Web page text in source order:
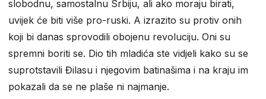
slobodnu, samostalnu Srbiju, ali ako moraju birati,
uvijek će biti više pro-ruski. A izrazito su protiv onih
koji bi danas sprovodili obojenu revoluciju. Oni su
spremni boriti se. Dio tih mladića ste vidjeli kako su se
suprotstavili Đilasu i njegovim batinašima i na kraju im
pokazali da se ne plaše ni najmanje.